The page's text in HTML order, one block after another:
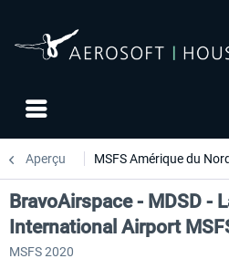
Aperçu MSFS Amérique du Nord
BravoAirspace - MDSD -
International Airport
MSFS 2020